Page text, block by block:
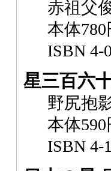
赤祖父
本体780
ISBN 4-
星三百六
野尻抱
本体
ISBN 4-